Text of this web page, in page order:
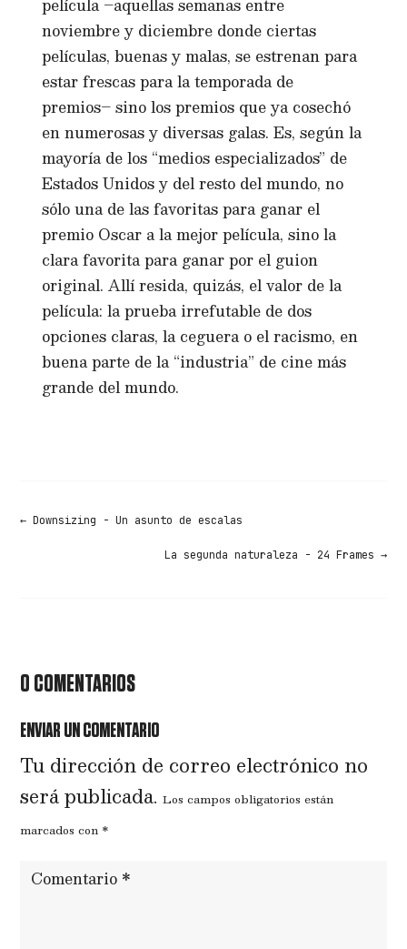
noviembre y diciembre donde ciertas
películas, buenas y malas, se estrenan para
estar frescas para la temporada de
premios– sino los premios que ya cosechó
en numerosas y diversas galas. Es, según la
mayoría de los “medios especializados” de
Estados Unidos y del resto del mundo, no
sólo una de las favoritas para ganar el
premio Oscar a la mejor película, sino la
clara favorita para ganar por el guion
original. Allí resida, quizás, el valor de la
película: la prueba irrefutable de dos
opciones claras, la ceguera o el racismo, en
buena parte de la “industria” de cine más
grande del mundo.
←Downsizing - Un asunto de escalas
La segunda naturaleza - 24 Frames →
0 COMENTARIOS
ENVIAR UN COMENTARIO
Tu dirección de correo electrónico no
será publicada. Los campos obligatorios están
marcados con *